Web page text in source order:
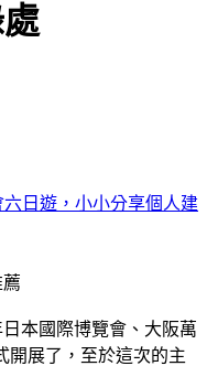
六日遊，小小分享個人建
本國際博覽會、大阪萬
開展了，至於這次的主